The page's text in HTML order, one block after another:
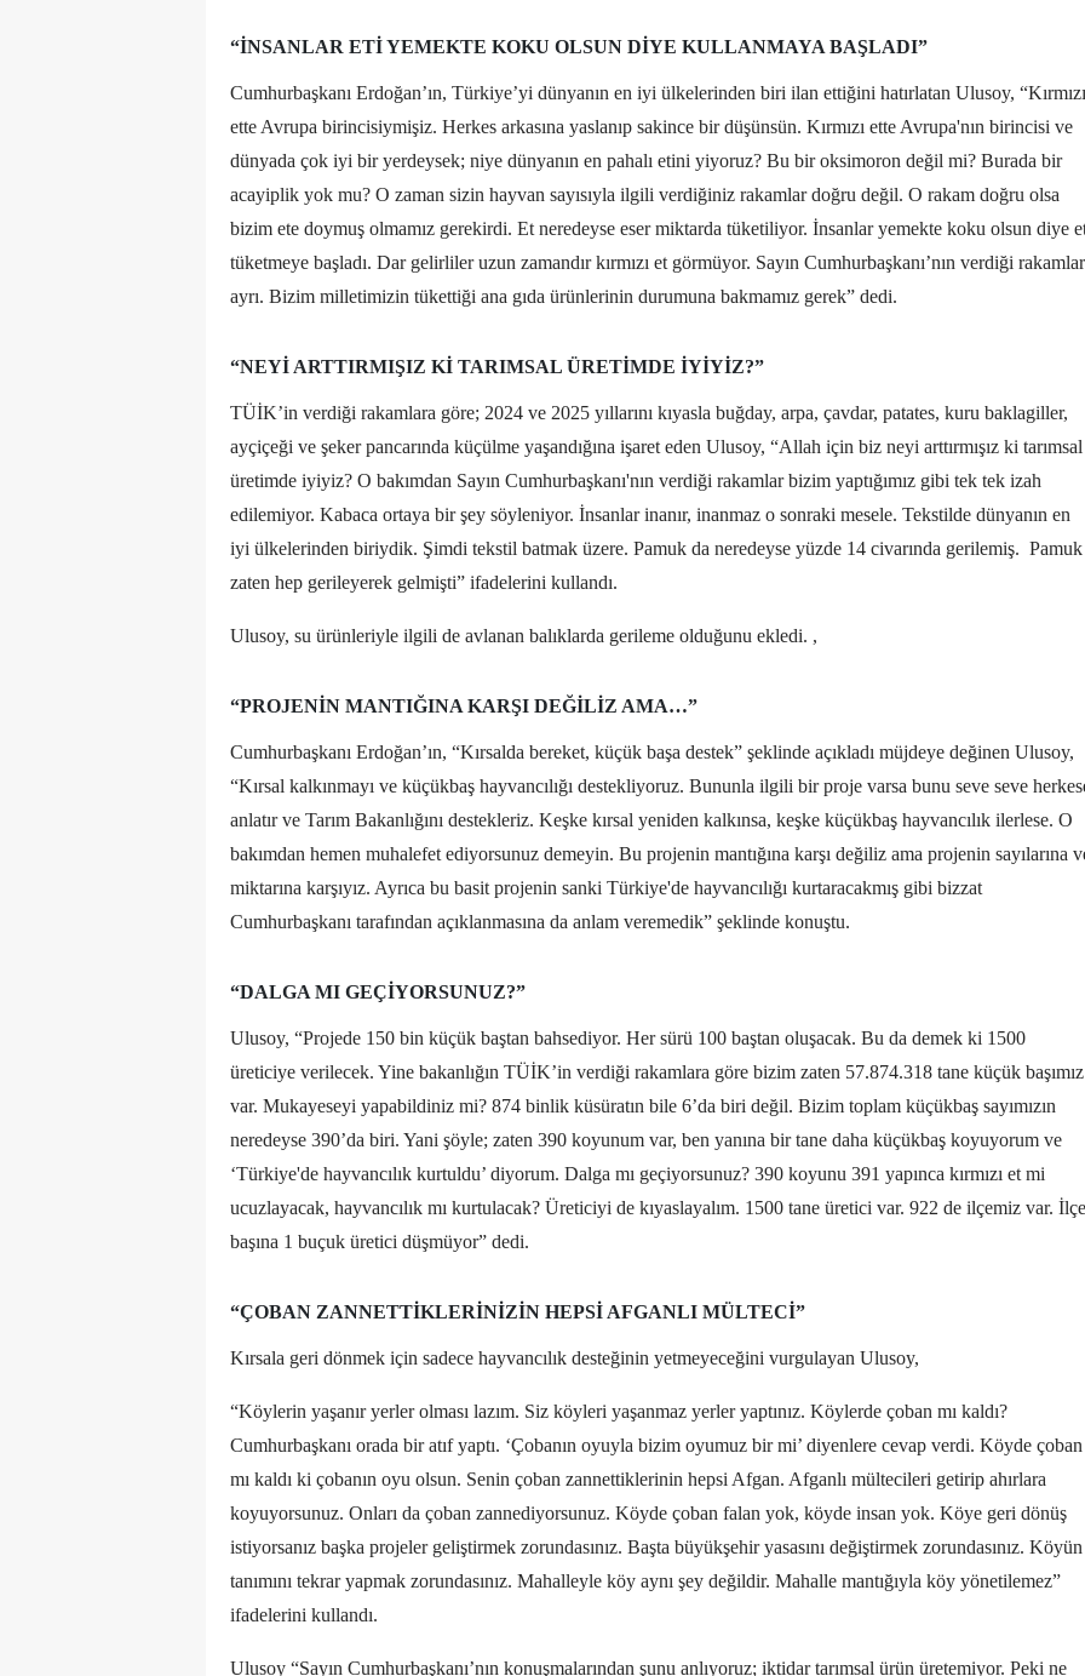
“İNSANLAR ETI YEMEKTE KOKU OLSUN DIYE KULLANMAYA BAŞLADI”
Cumhurbaşkanı Erdoğan’ın, Türkiye’yi dünyanın en iyi ülkelerinden biri ilan ettiğini hatırlatan Ulusoy, “Kırmızı
ette Avrupa birincisiymişiz. Herkes arkasına yaslanıp sakince bir düşünsün. Kırmızı ette Avrupa'nın birincisi ve
dünyada çok iyi bir yerdeysek; niye dünyanın en pahalı etini yiyoruz? Bu bir oksimoron değil mi? Burada bir
acayiplik yok mu? O zaman sizin hayvan sayısıyla ilgili verdiğiniz rakamlar doğru değil. O rakam doğru olsa
bizim ete doymuş olmamız gerekirdi. Et neredeyse eser miktarda tüketiliyor. İnsanlar yemekte koku olsun diye
tüketmeye başladı. Dar gelirliler uzun zamandır kırmızı et görmüyor. Sayın Cumhurbaşkanı’nın verdiği rakamlar
ayrı. Bizim milletimizin tükettiği ana gıda ürünlerinin durumuna bakmamız gerek” dedi.
“NEYI ARTTIRMIŞIZ KI TARIMSAL ÜRETIMDE IYIYIZ?”
TÜİK’in verdiği rakamlara göre; 2024 ve 2025 yıllarını kıyasla buğday, arpa, çavdar, patates, kuru baklagiller,
ayçiçeği ve şeker pancarında küçülme yaşandığına işaret eden Ulusoy, “Allah için biz neyi arttırmışız ki tarımsal
üretimde iyiyiz? O bakımdan Sayın Cumhurbaşkanı'nın verdiği rakamlar bizim yaptığımız gibi tek tek izah
edilemiyor. Kabaca ortaya bir şey söyleniyor. İnsanlar inanır, inanmaz o sonraki mesele. Tekstilde dünyanın en
iyi ülkelerinden biriydik. Şimdi tekstil batmak üzere. Pamuk da neredeyse yüzde 14 civarında gerilemiş. Pamuk
zaten hep gerileyerek gelmişti” ifadelerini kullandı.
Ulusoy, su ürünleriyle ilgili de avlanan balıklarda gerileme olduğunu ekledi. ,
“PROJENIN MANTIĞINA KARŞI DEĞILIZ AMA…”
Cumhurbaşkanı Erdoğan’ın, “Kırsalda bereket, küçük başa destek” şeklinde açıkladı müjdeye değinen Ulusoy,
“Kırsal kalkınmayı ve küçükbaş hayvancılığı destekliyoruz. Bununla ilgili bir proje varsa bunu seve seve
anlatır ve Tarım Bakanlığını destekleriz. Keşke kırsal yeniden kalkınsa, keşke küçükbaş hayvancılık ilerlese. O
bakımdan hemen muhalefet ediyorsunuz demeyin. Bu projenin mantığına karşı değiliz ama projenin sayılarına
miktarına karşıyız. Ayrıca bu basit projenin sanki Türkiye'de hayvancılığı kurtaracakmış gibi bizzat
Cumhurbaşkanı tarafından açıklanmasına da anlam veremedik” şeklinde konuştu.
“DALGA MI GEÇIYORSUNUZ?”
Ulusoy, “Projede 150 bin küçük baştan bahsediyor. Her sürü 100 baştan oluşacak. Bu da demek ki 1500
üreticiye verilecek. Yine bakanlığın TÜİK’in verdiği rakamlara göre bizim zaten 57.874.318 tane küçük başımız
var. Mukayeseyi yapabildiniz mi? 874 binlik küsüratın bile 6’da biri değil. Bizim toplam küçükbaş sayımızın
neredeyse 390’da biri. Yani şöyle; zaten 390 koyunum var, ben yanına bir tane daha küçükbaş koyuyorum ve
‘Türkiye'de hayvancılık kurtuldu’ diyorum. Dalga mı geçiyorsunuz? 390 koyunu 391 yapınca kırmızı et mi
ucuzlayacak, hayvancılık mı kurtulacak? Üreticiyi de kıyaslayalım. 1500 tane üretici var. 922 de ilçemiz var. İlçe
başına 1 buçuk üretici düşmüyor” dedi.
“ÇOBAN ZANNETTIKLERINIZIN HEPSI AFGANLI MÜLTECI”
Kırsala geri dönmek için sadece hayvancılık desteğinin yetmeyeceğini vurgulayan Ulusoy,
“Köylerin yaşanır yerler olması lazım. Siz köyleri yaşanmaz yerler yaptınız. Köylerde çoban mı kaldı?
Cumhurbaşkanı orada bir atıf yaptı. ‘Çobanın oyuyla bizim oyumuz bir mi’ diyenlere cevap verdi. Köyde çoban
mı kaldı ki çobanın oyu olsun. Senin çoban zannettiklerinin hepsi Afgan. Afganlı mültecileri getirip ahırlara
koyuyorsunuz. Onları da çoban zannediyorsunuz. Köyde çoban falan yok, köyde insan yok. Köye geri dönüş
istiyorsanız başka projeler geliştirmek zorundasınız. Başta büyükşehir yasasını değiştirmek zorundasınız. Köyün
tanımını tekrar yapmak zorundasınız. Mahalleyle köy aynı şey değildir. Mahalle mantığıyla köy yönetilemez”
ifadelerini kullandı.
Ulusoy “Sayın Cumhurbaşkanı’nın konuşmalarından şunu anlıyoruz; iktidar tarımsal ürün üretemiyor. Peki ne